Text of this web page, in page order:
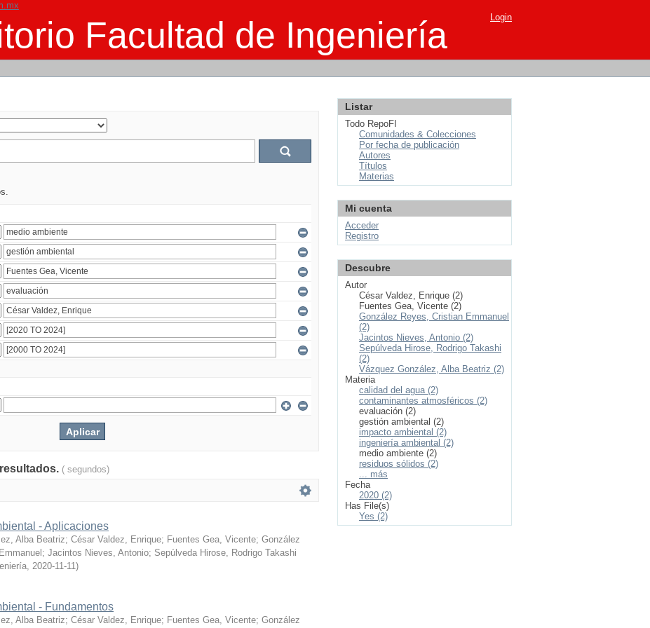
Facultad de Ingeniería Login
( segundos)
- Aplicaciones
Alba Beatriz; César Valdez, Enrique; Fuentes Gea, Vicente; González
; Jacintos Nieves, Antonio; Sepúlveda Hirose, Rodrigo Takashi
, 2020-11-11)
- Fundamentos
Alba Beatriz; César Valdez, Enrique; Fuentes Gea, Vicente; González
Listar
Todo RepoFI
Comunidades & Colecciones
Por fecha de publicación
Autores
Títulos
Materias
Mi cuenta
Acceder
Registro
Descubre
Autor
César Valdez, Enrique (2)
Fuentes Gea, Vicente (2)
González Reyes, Cristian Emmanuel
(2)
Jacintos Nieves, Antonio (2)
Sepúlveda Hirose, Rodrigo Takashi
(2)
Vázquez González, Alba Beatriz (2)
Materia
calidad del agua (2)
contaminantes atmosféricos (2)
evaluación (2)
gestión ambiental (2)
impacto ambiental (2)
ingeniería ambiental (2)
medio ambiente (2)
residuos sólidos (2)
... más
Fecha
2020 (2)
Has File(s)
Yes (2)